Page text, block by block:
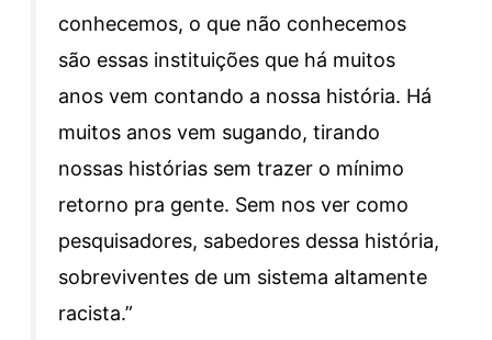
conhecemos, o que não conhecemos
são essas instituições que há muitos
anos vem contando a nossa história. Há
muitos anos vem sugando, tirando
nossas histórias sem trazer o mínimo
retorno pra gente. Sem nos ver como
pesquisadores, sabedores dessa história,
sobreviventes de um sistema altamente
racista.”